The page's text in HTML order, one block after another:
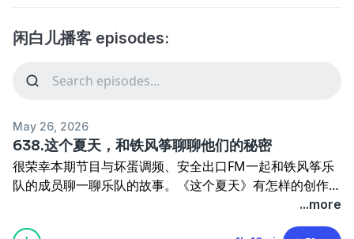
闲白儿播客 episodes:
May 26, 2026
638.这个夏天，和铁风筝聊聊他们的秘密
很荣幸本期节目与坏蛋调频、安全出口FM一起和铁风筝乐
队的成员聊一聊乐队的故事。《这个夏天》有怎样的创作背
景，《鼓浪屿》为何如此休闲，答案尽在本期节目，欢迎收
...more